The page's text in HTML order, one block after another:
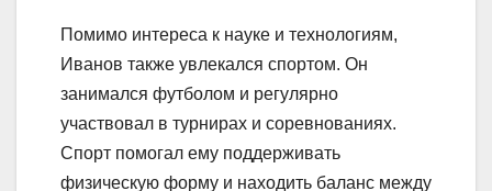
Помимо интереса к науке и технологиям,
Иванов также увлекался спортом. Он
занимался футболом и регулярно
участвовал в турнирах и соревнованиях.
Спорт помогал ему поддерживать
физическую форму и находить баланс между